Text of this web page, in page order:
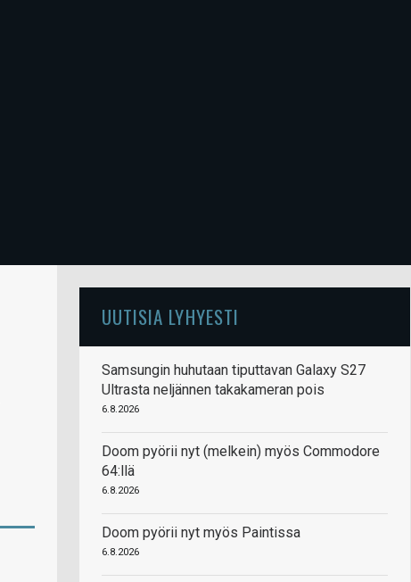
UUTISIA LYHYESTI
Samsungin huhutaan tiputtavan Galaxy S27
Ultrasta neljännen takakameran pois
6.8.2026
Doom pyörii nyt (melkein) myös Commodore
64:llä
6.8.2026
Doom pyörii nyt myös Paintissa
6.8.2026